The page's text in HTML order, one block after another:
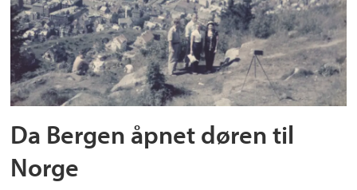
Da Bergen åpnet døren til
Norge